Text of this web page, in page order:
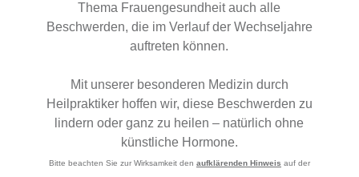
Thema Frauengesundheit auch alle
Beschwerden, die im Verlauf der Wechseljahre
auftreten können.
Mit unserer besonderen Medizin durch
Heilpraktiker hoffen wir, diese Beschwerden zu
lindern oder ganz zu heilen – natürlich ohne
künstliche Hormone.
Bitte beachten Sie zur Wirksamkeit den aufklärenden Hinweis auf der